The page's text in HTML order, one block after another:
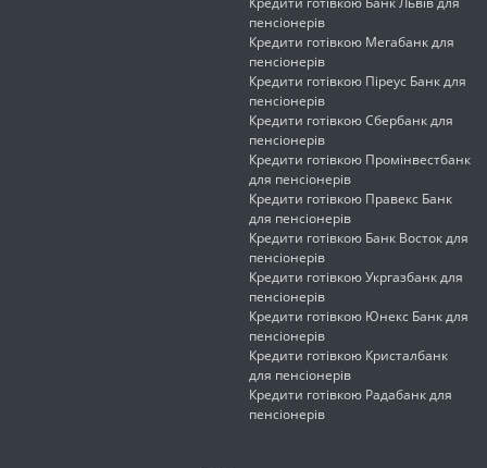
пенсіонерів
Кредити готівкою Мегабанк для
пенсіонерів
Кредити готівкою Піреус Банк для
пенсіонерів
Кредити готівкою Сбербанк для
пенсіонерів
Кредити готівкою Промінвестбанк
для пенсіонерів
Кредити готівкою Правекс Банк
для пенсіонерів
Кредити готівкою Банк Восток для
пенсіонерів
Кредити готівкою Укргазбанк для
пенсіонерів
Кредити готівкою Юнекс Банк для
пенсіонерів
Кредити готівкою Кристалбанк
для пенсіонерів
Кредити готівкою Радабанк для
пенсіонерів